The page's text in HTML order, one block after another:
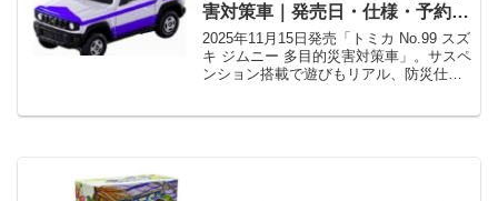
害対策車｜発売日・仕様・予約ガ
イド
2025年11月15日発売「トミカ No.99 スズ
キ ジムニー 多目的災害対策車」。サスペ
ンション搭載で遊びもリアル、防災仕様